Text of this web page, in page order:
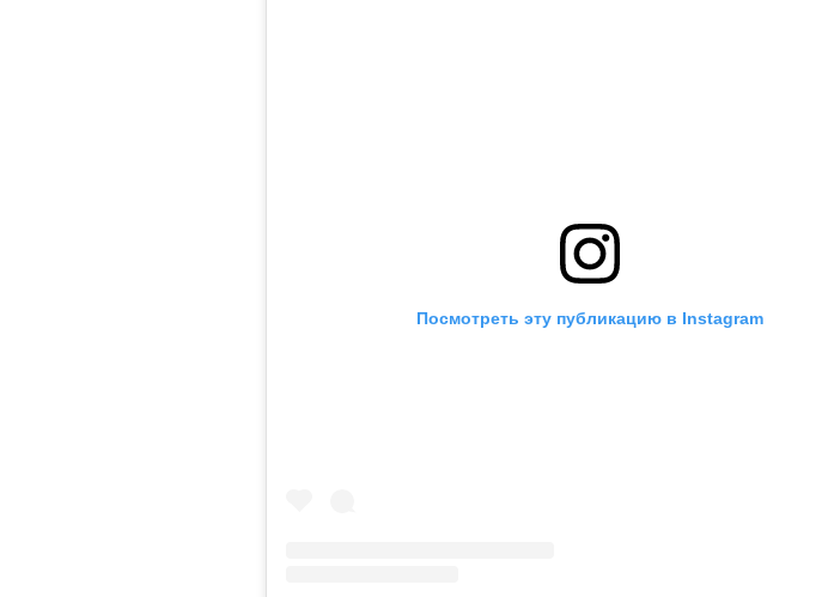
Посмотреть эту публикацию в Instagram